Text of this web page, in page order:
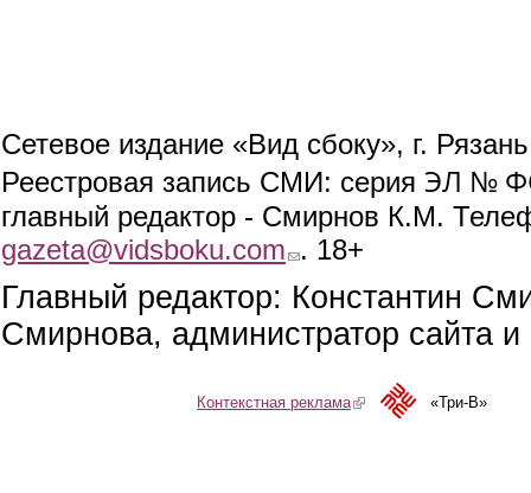
Сетевое издание «Вид сбоку», г.
Реестровая запись СМИ: серия ЭЛ №
главный редактор - Смирнов К.М.
gazeta@vidsboku.com (link sends e-mail)
. 18+
Главный редактор: Константин
Смирнова, администратор сайта
Контекстная реклама(link is external)«Три-В»